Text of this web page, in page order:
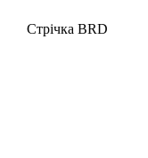
Стрічка BRD